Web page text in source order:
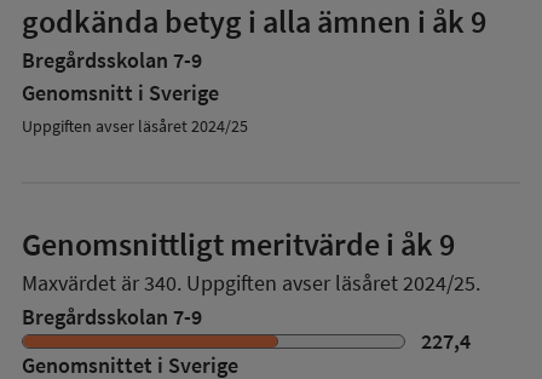
godkända betyg i alla ämnen i åk 9
Bregårdsskolan 7-9
Genomsnitt i Sverige
Uppgiften avser läsåret 2024/25
Genomsnittligt meritvärde i åk 9
Maxvärdet är 340. Uppgiften avser läsåret 2024/25.
Bregårdsskolan 7-9
227,4
Genomsnittet i Sverige